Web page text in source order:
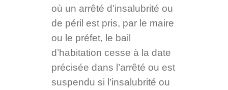
où un arrêté d’insalubrité ou
de péril est pris, par le maire
ou le préfet, le bail
d’habitation cesse à la date
précisée dans l’arrêté ou est
suspendu si l’insalubrité ou